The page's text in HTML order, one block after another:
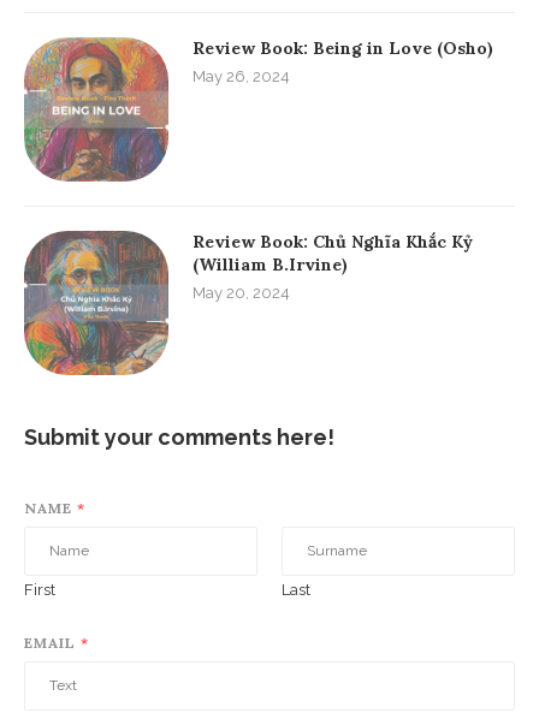
Review Book: Being in Love (Osho)
May 26, 2024
Review Book: Chủ Nghĩa Khắc Kỷ
(William B.Irvine)
May 20, 2024
Submit your comments here!
NAME *
First Last
EMAIL *